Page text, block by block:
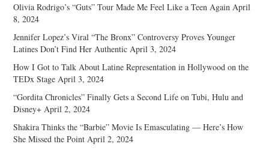
Olivia Rodrigo’s “Guts” Tour Made Me Feel Like a Teen Again April
8, 2024
Jennifer Lopez’s Viral “The Bronx” Controversy Proves Younger
Latines Don’t Find Her Authentic April 3, 2024
How I Got to Talk About Latine Representation in Hollywood on the
TEDx Stage April 3, 2024
“Gordita Chronicles” Finally Gets a Second Life on Tubi, Hulu and
Disney+ April 2, 2024
Shakira Thinks the “Barbie” Movie Is Emasculating — Here’s How
She Missed the Point April 2, 2024